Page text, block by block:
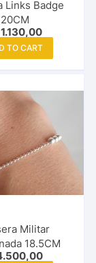
Links Badge
20CM
TO CART
Militar
18.5CM